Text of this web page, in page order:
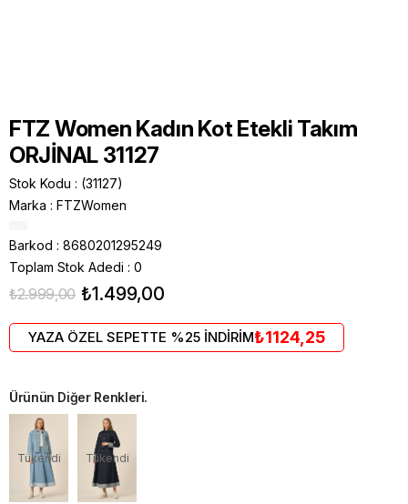
FTZ Women Kadın Kot Etekli Takım
ORJİNAL 31127
Stok Kodu
(31127)
Marka : FTZWomen
Barkod : 8680201295249
Toplam Stok Adedi : 0
₺2.999,00 ₺1.499,00
YAZA ÖZEL SEPETTE %25 İNDİRİM₺1124,25
Ürünün Diğer Renkleri.
Tükendi Tükendi